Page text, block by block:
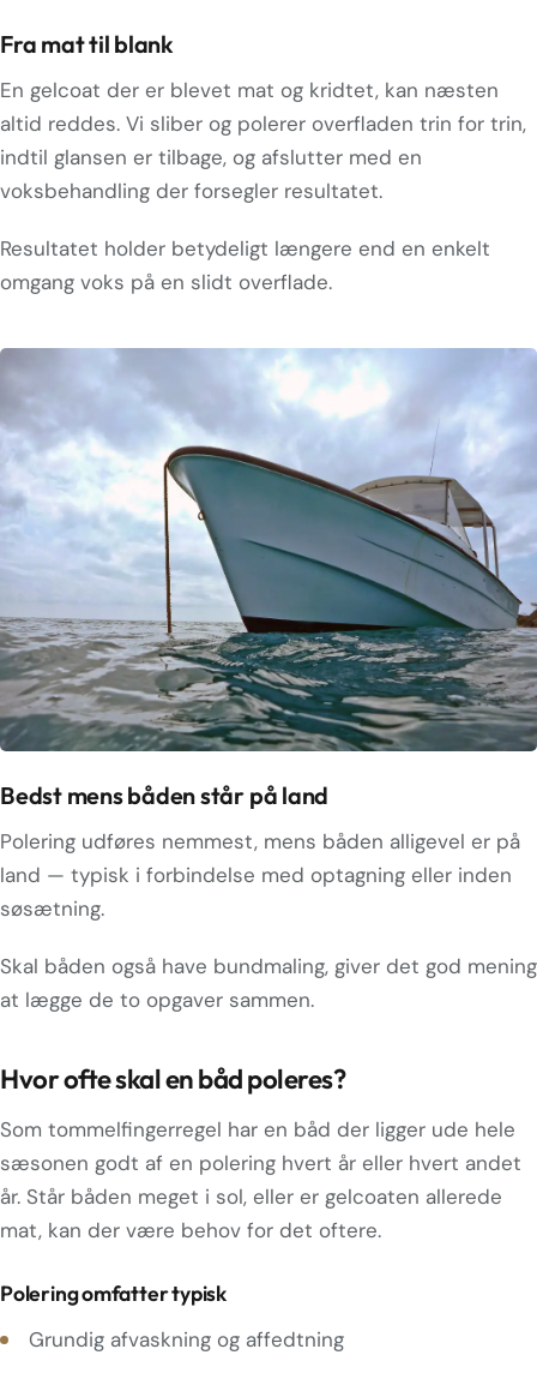
Fra mat til blank
En gelcoat der er blevet mat og kridtet, kan næsten
altid reddes. Vi sliber og polerer overfladen trin for trin,
indtil glansen er tilbage, og afslutter med en
voksbehandling der forsegler resultatet.
Resultatet holder betydeligt længere end en enkelt
omgang voks på en slidt overflade.
Bedst mens båden står på land
Polering udføres nemmest, mens båden alligevel er på
land — typisk i forbindelse med optagning eller inden
søsætning.
Skal båden også have bundmaling, giver det god mening
at lægge de to opgaver sammen.
Hvor ofte skal en båd poleres?
Som tommelfingerregel har en båd der ligger ude hele
sæsonen godt af en polering hvert år eller hvert andet
år. Står båden meget i sol, eller er gelcoaten allerede
mat, kan der være behov for det oftere.
Polering omfatter typisk
Grundig afvaskning og affedtning